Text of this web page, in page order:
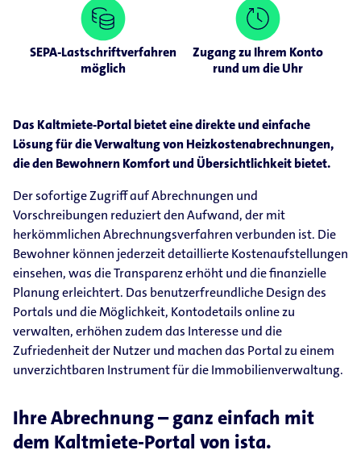
SEPA-Lastschriftverfahren
möglich
Zugang zu Ihrem Konto
rund um die Uhr
Das Kaltmiete-Portal bietet eine direkte und einfache
Lösung für die Verwaltung von Heizkostenabrechnungen,
die den Bewohnern Komfort und Übersichtlichkeit bietet.
Der sofortige Zugriff auf Abrechnungen und
Vorschreibungen reduziert den Aufwand, der mit
herkömmlichen Abrechnungsverfahren verbunden ist. Die
Bewohner können jederzeit detaillierte Kostenaufstellungen
einsehen, was die Transparenz erhöht und die finanzielle
Planung erleichtert. Das benutzerfreundliche Design des
Portals und die Möglichkeit, Kontodetails online zu
verwalten, erhöhen zudem das Interesse und die
Zufriedenheit der Nutzer und machen das Portal zu einem
unverzichtbaren Instrument für die Immobilienverwaltung.
Ihre Abrechnung – ganz einfach mit
dem Kaltmiete-Portal von ista.